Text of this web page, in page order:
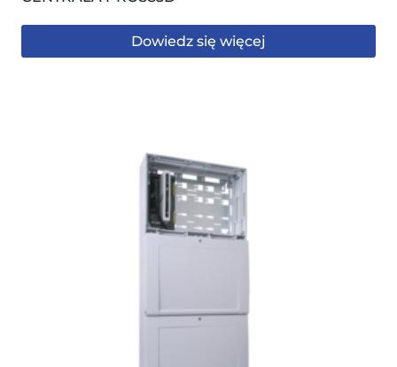
Dowiedz się więcej